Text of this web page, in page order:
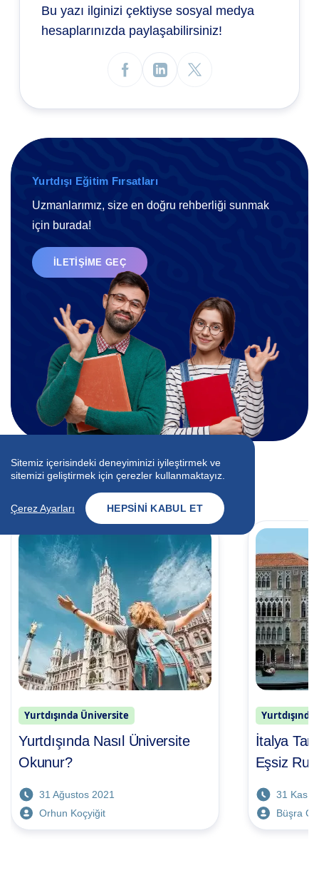
Bu yazı ilginizi çektiyse sosyal medya
hesaplarınızda paylaşabilirsiniz!
Yurtdışı Eğitim Fırsatları
Uzmanlarımız, size en doğru rehberliği sunmak
için burada!
İLETIŞIME GEÇ
İlgili Blog Yazıları
Uzmanlarımızdan İpuçları
Yurtdışında Üniversite
Yurtdışında Nasıl Üniversite
Okunur?
31 Ağustos 2021
Orhun Koçyiğit
İtalya
Eşsiz
Okulları
31
Büşra
Sitemiz içerisindeki deneyiminizi iyileştirmek ve
sitemizi geliştirmek için çerezler kullanmaktayız.
Çerez Ayarları HEPSINI KABUL ET